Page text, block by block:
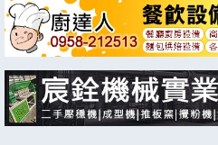
時間:08/07 09:44
***ce.chen@ingenteccorp.com.tw
公司舉辦活動想詢問贈品
產業:禮工藝品批發
來自:林OO 詢價
時間:08/07 09:44